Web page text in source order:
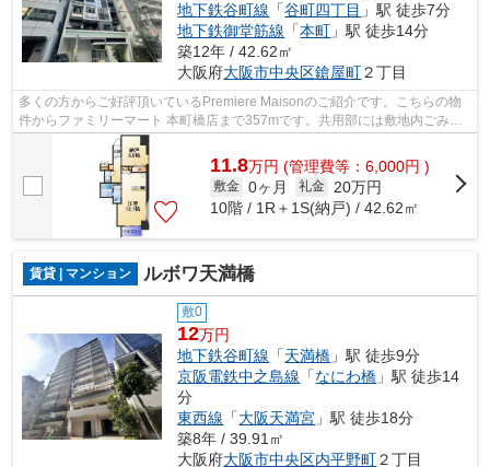
地下鉄谷町線 「谷町四丁目 」駅 徒歩7分
地下鉄御堂筋線 「本町 」駅 徒歩14分
築12年 / 42.62㎡
大阪府大阪市中央区鎗屋町２丁目
多くの方からご好評頂いているPremiere Maisonのご紹介です。こちらの物
件からファミリーマート 本町橋店まで357mです。共用部には敷地内ごみ置
き場・エレベータなどが揃っており、と...
11.8万円 (管理費等：6,000円 )
敷金 0ヶ月 礼金
20万円
10階 / 1R＋1S(納戸) / 42.62㎡
賃貸 | マンション ルボワ天満橋
敷0
12万円
地下鉄谷町線 「天満橋 」駅 徒歩9分
京阪電鉄中之島線 「なにわ橋 」駅 徒歩14
分
東西線 「大阪天満宮 」駅 徒歩18分
築8年 / 39.91㎡
大阪府大阪市中央区内平野町２丁目